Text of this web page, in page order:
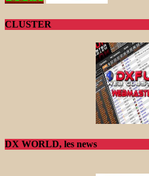
CLUSTER
DX WORLD, les news